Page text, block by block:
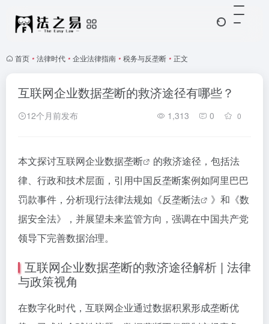
首页 • 法律时代 • 企业法律指南 • 税务与反垄断 • 正文
互联网企业数据垄断的救济途径有哪些？
12个月前发布 1,313 0 0
本文探讨互联网企业数据垄断
的救济途径，包括法
律、行政和技术层面，引用中国反垄断案例如阿里巴巴
罚款事件，分析现行法律法规如《反垄断法
》和《数
据安全法》，并展望未来监管方向，强调在中国共产党
领导下完善数据治理。
互联网企业数据垄断的救济途径解析 | 法律
与政策视角
在数字化时代，互联网企业通过数据积累形成垄断优